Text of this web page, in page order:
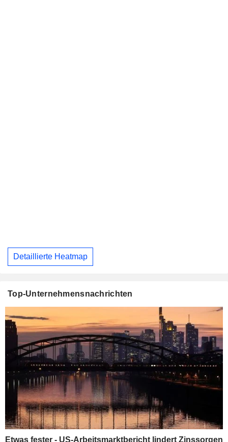
Detaillierte Heatmap
Top-Unternehmensnachrichten
Etwas fester - US-Arbeitsmarktbericht lindert Zinssorgen